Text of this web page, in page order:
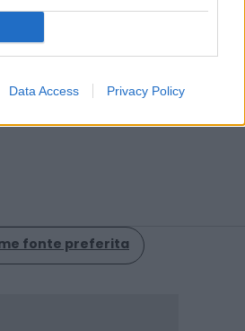
Data Access Privacy Policy
© RIPRODUZIONE RISERVATA
fonte preferita